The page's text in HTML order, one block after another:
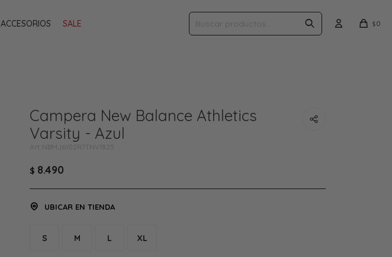
ACCESORIOS SALE $0
Campera New Balance Athletics
Varsity - Azul
NBMJ6102R7TNV1825
$ 8.490
UBICAR EN TIENDA
S M L XL